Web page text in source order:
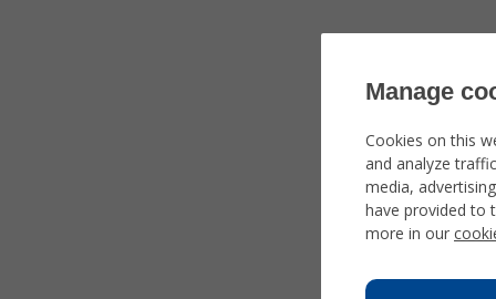
Manage
Cookies on this
and analyze
media,
have provided to
more in our